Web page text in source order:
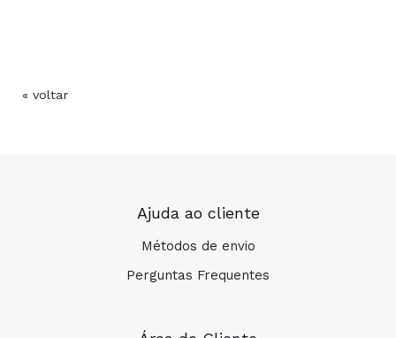
« voltar
Ajuda ao cliente
Métodos de envio
Perguntas Frequentes